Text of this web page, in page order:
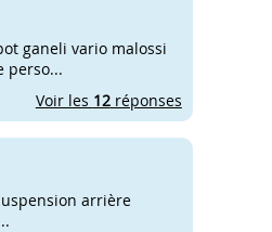
ganeli vario malossi
perso...
Voir les 12réponses
arrière